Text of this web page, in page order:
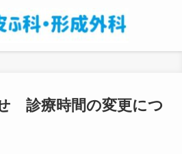
診療時間の変更につ